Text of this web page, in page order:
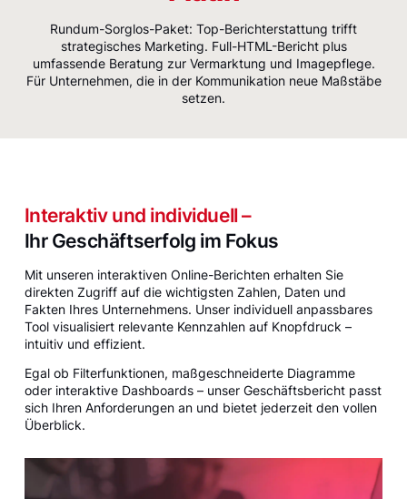
Rundum-Sorglos-Paket: Top-Berichterstattung trifft
strategisches Marketing. Full-HTML-Bericht plus
umfassende Beratung zur Vermarktung und Imagepflege.
Für Unternehmen, die in der Kommunikation neue Maßstäbe
setzen.
Interaktiv und individuell –
Ihr Geschäftserfolg im Fokus
Mit unseren interaktiven Online-Berichten erhalten Sie
direkten Zugriff auf die wichtigsten Zahlen, Daten und
Fakten Ihres Unternehmens. Unser individuell anpassbares
Tool visualisiert relevante Kennzahlen auf Knopfdruck –
intuitiv und effizient.
Egal ob Filterfunktionen, maßgeschneiderte Diagramme
oder interaktive Dashboards – unser Geschäftsbericht passt
sich Ihren Anforderungen an und bietet jederzeit den vollen
Überblick.